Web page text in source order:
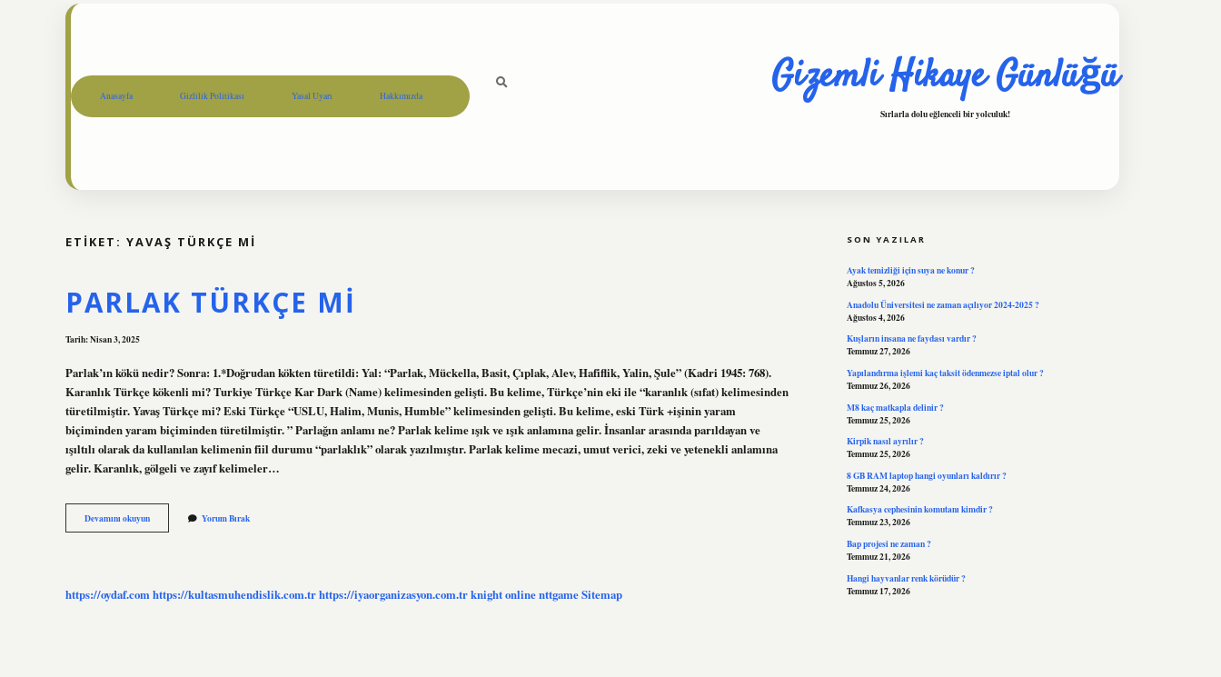
Anasayfa Gizlilik Politikası Yasal Uyarı Hakkımızda Gizemli Hikaye Günlüğü
Sırlarla dolu eğlenceli bir yolculuk!
ETIKET: YAVAŞ TÜRKÇE MI
PARLAK TÜRKÇE MI
Tarih: Nisan 3, 2025
Parlak’ın kökü nedir? Sonra: 1.*Doğrudan kökten türetildi: Yal: “Parlak, Mückella, Basit, Çıplak, Alev, Hafiflik, Yalin, Şule” (Kadri 1945: 768).
Karanlık Türkçe kökenli mi? Turkiye Türkçe Kar Dark (Name) kelimesinden gelişti. Bu kelime, Türkçe’nin eki ile “karanlık (sıfat) kelimesinden
türetilmiştir. Yavaş Türkçe mi? Eski Türkçe “USLU, Halim, Munis, Humble” kelimesinden gelişti. Bu kelime, eski Türk +işinin yaram
biçiminden yaram biçiminden türetilmiştir. ” Parlağın anlamı ne? Parlak kelime ışık ve ışık anlamına gelir. İnsanlar arasında parıldayan ve
ışıltılı olarak da kullanılan kelimenin fiil durumu “parlaklık” olarak yazılmıştır. Parlak kelime mecazi, umut verici, zeki ve yetenekli anlamına
gelir. Karanlık, gölgeli ve zayıf kelimeler…
Devamını okuyunParlak
Türkçe
Yorum Bırak
https://oydaf.comhttps://kultasmuhendislik.com.trhttps://iyaorganizasyon.com.trknight onlinenttgameSitemap
SON YAZILAR
Ayak temizliği için suya ne konur ?
Ağustos 5, 2026
Anadolu Üniversitesi ne zaman açılıyor 2024-2025 ?
Ağustos 4, 2026
Kuşların insana ne faydası vardır ?
Temmuz 27, 2026
Yapılandırma işlemi kaç taksit ödenmezse iptal olur ?
Temmuz 26, 2026
M8 kaç matkapla delinir ?
Temmuz 25, 2026
Kirpik nasıl ayrılır ?
Temmuz 25, 2026
8 GB RAM laptop hangi oyunları kaldırır ?
Temmuz 24, 2026
Kafkasya cephesinin komutanı kimdir ?
Temmuz 23, 2026
Bap projesi ne zaman ?
Temmuz 21, 2026
Hangi hayvanlar renk körüdür ?
Temmuz 17, 2026